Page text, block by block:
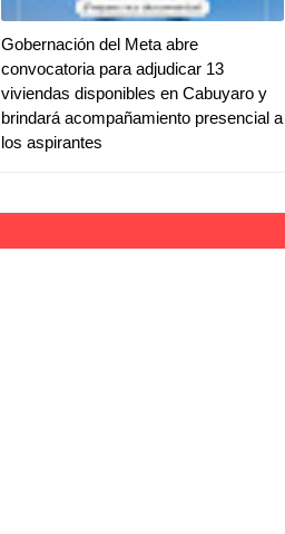
Gobernación del Meta abre
convocatoria para adjudicar 13
viviendas disponibles en Cabuyaro y
brindará acompañamiento presencial a
los aspirantes